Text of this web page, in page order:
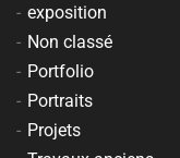
exposition
Non classé
Portfolio
Portraits
Projets